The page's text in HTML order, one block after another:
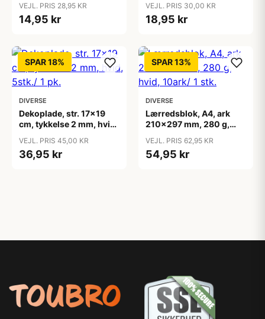
VEJL. PRIS 28,95 KR
14,95 kr
VEJL. PRIS 30,00 KR
18,95 kr
SPAR 18%
DIVERSE
Dekoplade, str. 17x19
cm, tykkelse 2 mm, hvid,
VEJL. PRIS 45,00 KR
36,95 kr
SPAR 13%
DIVERSE
Lærredsblok, A4, ark
210x297 mm, 280 g,
VEJL. PRIS 62,95 KR
54,95 kr